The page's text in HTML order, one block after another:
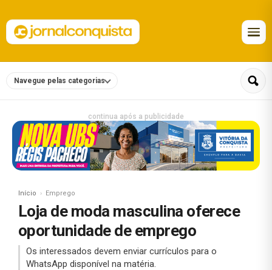
Navegue pelas categorias
continua após a publicidade
Início Emprego
Loja de moda masculina oferece
oportunidade de emprego
Os interessados devem enviar currículos para o
WhatsApp disponível na matéria.